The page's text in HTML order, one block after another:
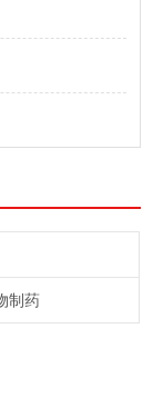
制药